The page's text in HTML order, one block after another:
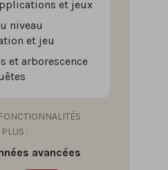
et jeux
niveau
et jeu
et arborescence
:
avancées